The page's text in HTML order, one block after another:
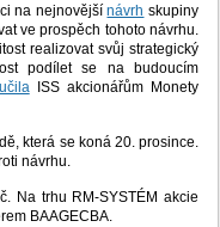
na nejnovějšínávrh skupiny
ve prospěch tohoto návrhu.
realizovat svůj strategický
podílet se na budoucím
ISS akcionářům Monety
která se koná 20. prosince.
návrhu.
Na trhu RM-SYSTÉM akcie
BAAGECBA.